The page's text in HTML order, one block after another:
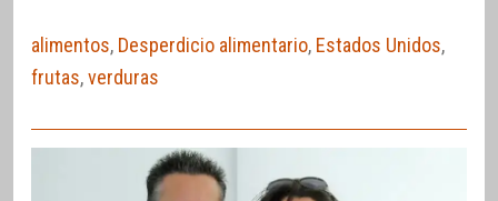
alimentos, Desperdicio alimentario, Estados Unidos,
frutas,verduras